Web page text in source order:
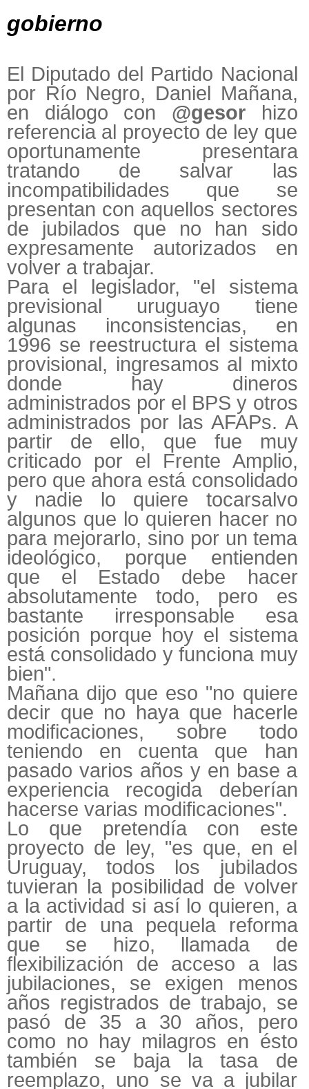
gobierno
El Diputado del Partido Nacional
por Río Negro, Daniel Mañana,
en diálogo con @gesorhizo
referencia al proyecto de ley que
oportunamente presentara
tratando de salvar las
incompatibilidades que se
presentan con aquellos sectores
de jubilados que no han sido
expresamente autorizados en
volver a trabajar.
Para el legislador, "el sistema
previsional uruguayo tiene
algunas inconsistencias, en
1996 se reestructura el sistema
provisional, ingresamos al mixto
donde hay dineros
administrados por el BPS y otros
administrados por las AFAPs. A
partir de ello, que fue muy
criticado por el Frente Amplio,
pero que ahora está consolidado
y nadie lo quiere tocarsalvo
algunos que lo quieren hacer no
para mejorarlo, sino por un tema
ideológico, porque entienden
que el Estado debe hacer
absolutamente todo, pero es
bastante irresponsable esa
posición porque hoy el sistema
está consolidado y funciona muy
bien".
Mañana dijo que eso "no quiere
decir que no haya que hacerle
modificaciones, sobre todo
teniendo en cuenta que han
pasado varios años y en base a
experiencia recogida deberían
hacerse varias modificaciones".
Lo que pretendía con este
proyecto de ley, "es que, en el
Uruguay, todos los jubilados
tuvieran la posibilidad de volver
a la actividad si así lo quieren, a
partir de una pequela reforma
que se hizo, llamada de
flexibilización de acceso a las
jubilaciones, se exigen menos
años registrados de trabajo, se
pasó de 35 a 30 años, pero
como no hay milagros en ésto
también se baja la tasa de
reemplazo, uno se va a jubilar